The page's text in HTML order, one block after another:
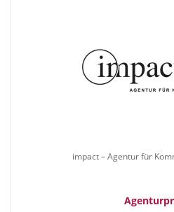
impact – Agentur für